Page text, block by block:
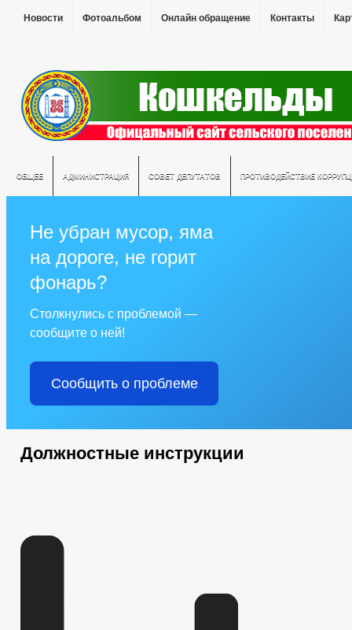
Новости Фотоальбом Онлайн обращение Контакты
ОБЩЕЕ АДМИНИСТРАЦИЯ СОВЕТ ДЕПУТАТОВ ПРОТИВОДЕЙСТВИЕ
Не убран мусор, яма
на дороге, не горит
фонарь?
Столкнулись с проблемой —
сообщите о ней!
Сообщить о проблеме
Должностные инструкции